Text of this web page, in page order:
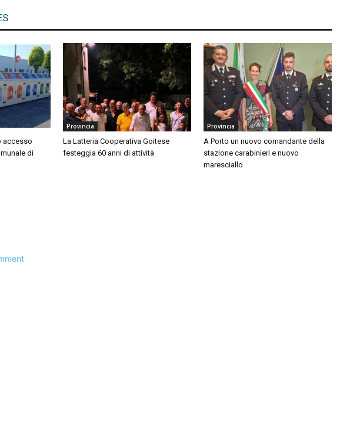
accesso
di
Provincia
La Latteria Cooperativa Goitese
festeggia 60 anni di attività
Provincia
A Porto un nuovo comandante della
stazione carabinieri e nuovo
maresciallo